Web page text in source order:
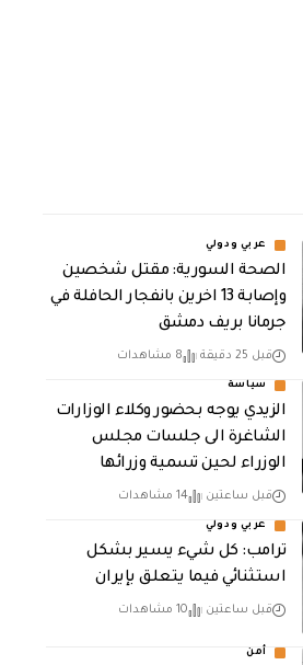
عربي ودولي
الصحة السورية: مقتل شخصين
وإصابة 13 اخرين بانفجار الحافلة في
جرمانا بريف دمشق
قبل 25 دقيقة 8 مشاهدات
سياسة
الزيدي يوجه بحضور وكلاء الوزارات
الشاغرة الى جلسات مجلس
الوزراء لحين تسمية وزرائها
قبل ساعتين 14 مشاهدات
عربي ودولي
ترامب: كل شيء يسير بشكل
استثنائي فيما يتعلق بإيران
قبل ساعتين 10 مشاهدات
أمن